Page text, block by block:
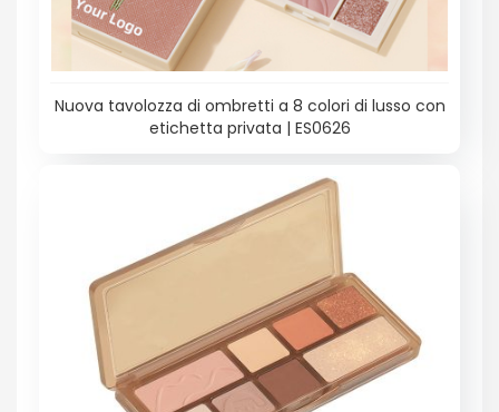
Nuova tavolozza di ombretti a 8 colori di lusso con
etichetta privata | ES0626